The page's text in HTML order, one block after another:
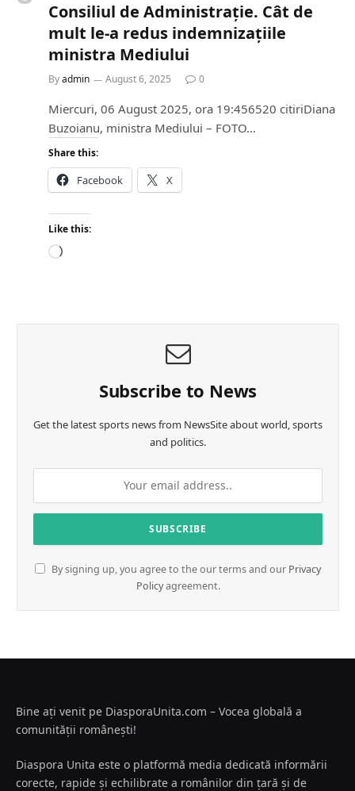
Consiliul de Administrație. Cât de
mult le-a redus indemnizațiile
ministra Mediului
Byadmin August 6, 2025 0
Miercuri, 06 August 2025, ora 19:456520 citiriDiana
Buzoianu, ministra Mediului – FOTO…
Share this:
Facebook X
Like this:
L
Subscribe to News
Get the latest sports news from NewsSite about world, sports
and politics.
By signing up, you agree to the our terms and our Privacy
Policyagreement.
Bine ați venit pe DiasporaUnita.com – Vocea globală a
comunității românești!
Diaspora Unita este o platformă media dedicată informării
corecte, rapide și echilibrate a românilor din țară și de